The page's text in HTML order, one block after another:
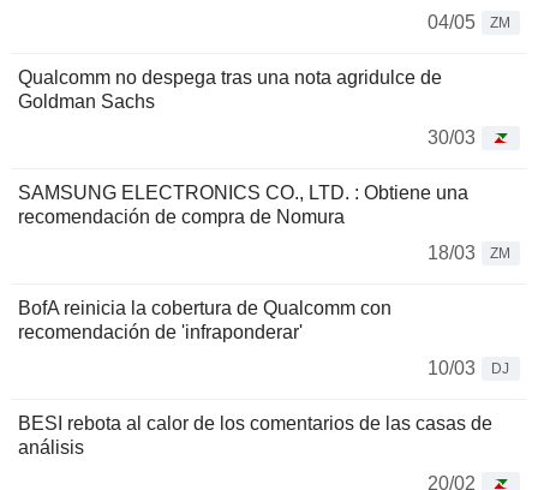
04/05 ZM
Qualcomm no despega tras una nota agridulce de
Goldman Sachs
30/03
SAMSUNG ELECTRONICS CO., LTD. : Obtiene una
recomendación de compra de Nomura
18/03
ZM
BofA reinicia la cobertura de Qualcomm con
recomendación de 'infraponderar'
10/03
DJ
BESI rebota al calor de los comentarios de las casas de
análisis
20/02